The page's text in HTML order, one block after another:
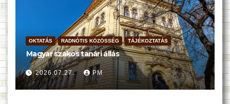
OKTATÁS RADNÓTIS KÖZÖSSÉG TÁJÉKOZTATÁS
Magyar szakos tanári állás
2026.07.27. PM